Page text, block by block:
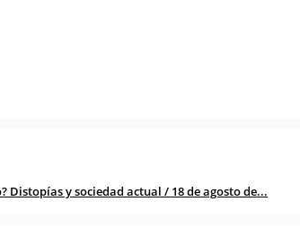
y sociedad actual / 18 de agosto de...